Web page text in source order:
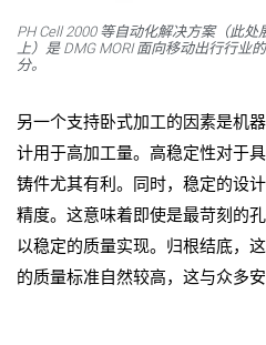
PH Cell 2000 等自动化解决方案（此处
上）是 DMG MORI 面向移动出行行业
分。
另一个支持卧式加工的因素是机
计用于高加工量。高稳定性对于
铸件尤其有利。同时，稳定的设
精度。这意味着即使是最苛刻的
以稳定的质量实现。归根结底，
的质量标准自然较高，这与众多